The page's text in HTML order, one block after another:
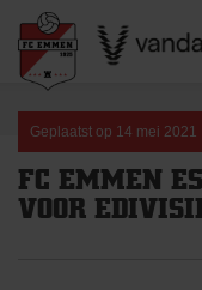
content
Geplaatst op 14 mei 2021
FC EMMEN
VOOR